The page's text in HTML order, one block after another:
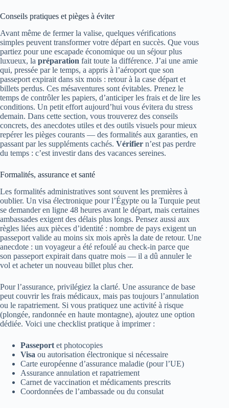
Conseils pratiques et pièges à éviter
Avant même de fermer la valise, quelques vérifications
simples peuvent transformer votre départ en succès. Que vous
partiez pour une escapade économique ou un séjour plus
luxueux, la préparation fait toute la différence. J’ai une amie
qui, pressée par le temps, a appris à l’aéroport que son
passeport expirait dans six mois : retour à la case départ et
billets perdus. Ces mésaventures sont évitables. Prenez le
temps de contrôler les papiers, d’anticiper les frais et de lire les
conditions. Un petit effort aujourd’hui vous évitera du stress
demain. Dans cette section, vous trouverez des conseils
concrets, des anecdotes utiles et des outils visuels pour mieux
repérer les pièges courants — des formalités aux garanties, en
passant par les suppléments cachés. Vérifier n’est pas perdre
du temps : c’est investir dans des vacances sereines.
Formalités, assurance et santé
Les formalités administratives sont souvent les premières à
oublier. Un visa électronique pour l’Égypte ou la Turquie peut
se demander en ligne 48 heures avant le départ, mais certaines
ambassades exigent des délais plus longs. Pensez aussi aux
règles liées aux pièces d’identité : nombre de pays exigent un
passeport valide au moins six mois après la date de retour. Une
anecdote : un voyageur a été refoulé au check-in parce que
son passeport expirait dans quatre mois — il a dû annuler le
vol et acheter un nouveau billet plus cher.
Pour l’assurance, privilégiez la clarté. Une assurance de base
peut couvrir les frais médicaux, mais pas toujours l’annulation
ou le rapatriement. Si vous pratiquez une activité à risque
(plongée, randonnée en haute montagne), ajoutez une option
dédiée. Voici une checklist pratique à imprimer :
Passeport et photocopies
Visa ou autorisation électronique si nécessaire
Carte européenne d’assurance maladie (pour l’UE)
Assurance annulation et rapatriement
Carnet de vaccination et médicaments prescrits
Coordonnées de l’ambassade ou du consulat